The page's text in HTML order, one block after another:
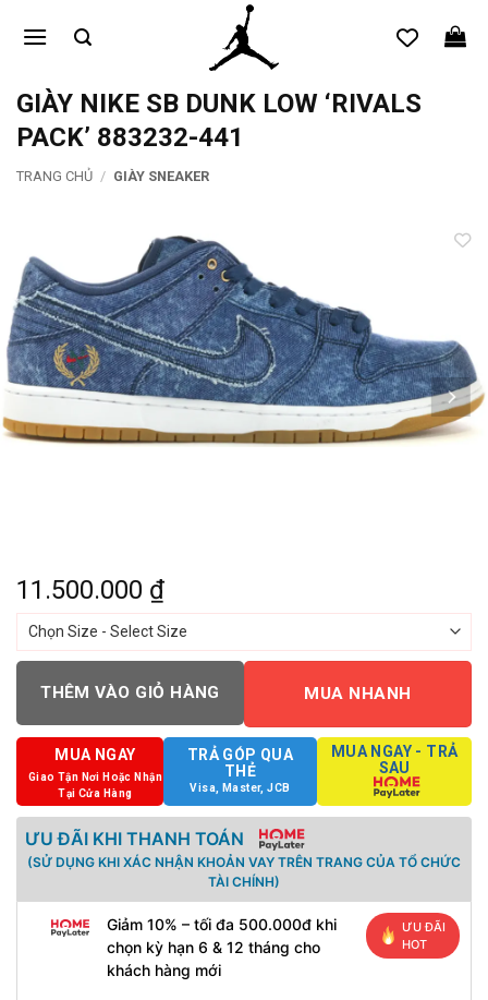
qua
dungGIÀY NIKE SB DUNK LOW ‘RIVALS
PACK’ 883232-441
TRANG CHỦ / GIÀY SNEAKER
11.500.000 ₫
THÊM VÀO GIỎ HÀNG MUA NHANH
MUA NGAY
Giao Tận Nơi Hoặc Nhận
Tại Cửa Hàng
TRẢ GÓP QUA
THẺ
Visa, Master, JCB
MUA NGAY - TRẢ
SAU
ƯU ĐÃI KHI THANH TOÁN
(SỬ DỤNG KHI XÁC NHẬN KHOẢN VAY TRÊN TRANG CỦA TỔ CHỨC
TÀI CHÍNH)
Giảm 10% – tối đa 500.000đ khi
chọn kỳ hạn 6 & 12 tháng cho
khách hàng mới
ƯU ĐÃI
HOT